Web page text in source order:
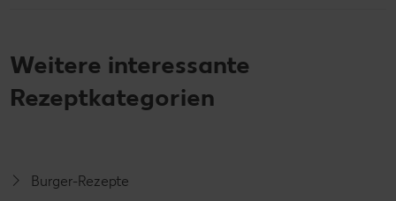
Weitere interessante
Rezeptkategorien
Burger-Rezepte